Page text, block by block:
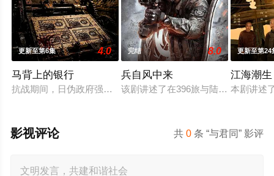
更新至第6集 4.0
马背上的银行
抗战期间，日伪政府强行推广、使用由“中国准备银行”发行的
完结 8.0
兵自风中来
该剧讲述了在396旅与陆军步兵学院
更新至第24
江海潮生
本剧讲述
共0 条 “与君同” 影评
影视评论